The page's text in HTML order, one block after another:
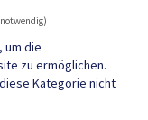
um die
zu ermöglichen.
Kategorie nicht